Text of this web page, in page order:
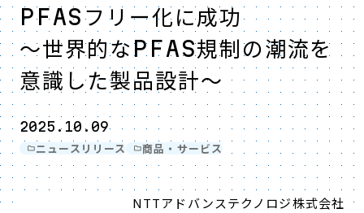
PFASフリー化に成功
～世界的なPFAS規制の潮流を
意識した製品設計～
2025.10.09
ニュースリリース
商品・サービス
NTTアドバンステクノロジ株式会社